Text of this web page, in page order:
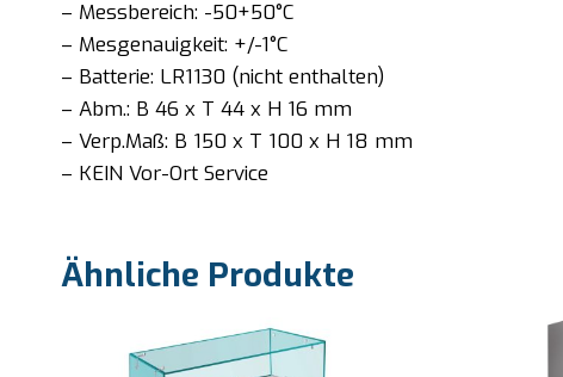
– Messbereich: -50+50°C
– Mesgenauigkeit: +/-1°C
– Batterie: LR1130 (nicht enthalten)
– Abm.: B 46 x T 44 x H 16 mm
– Verp.Maß: B 150 x T 100 x H 18 mm
– KEIN Vor-Ort Service
Ähnliche Produkte